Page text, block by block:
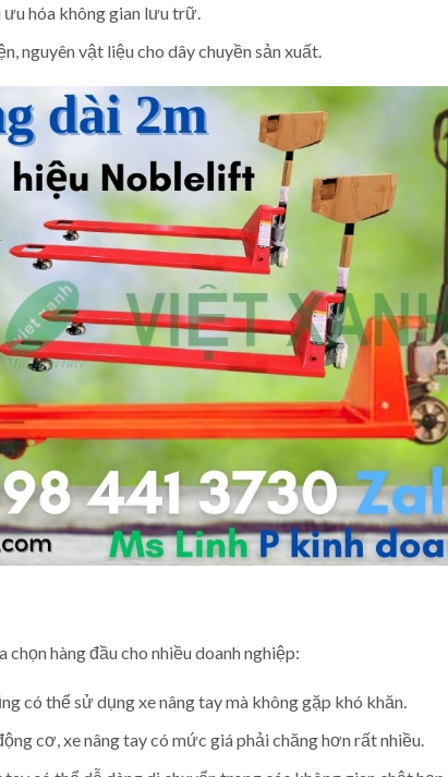
ưu hóa không gian lưu trữ.
nguyên vật liệu cho dây chuyền sản xuất.
hàng đầu cho nhiều doanh nghiệp:
có thể sử dụng xe nâng tay mà không gặp khó khăn.
cơ, xe nâng tay có mức giá phải chăng hơn rất nhiều.